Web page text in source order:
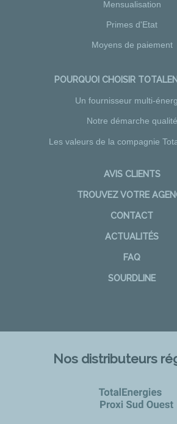
Mensualisation
Primes d'Etat
Moyens de paiement
POURQUOI CHOISIR
Un fournisseur multi-
Notre démarche qualité
Les valeurs de la compagnie
AVIS CLIENTS
TROUVEZ VOTRE
CONTACT
ACTUALITÉS
FAQ
SOURDLINE
Nos distributeurs